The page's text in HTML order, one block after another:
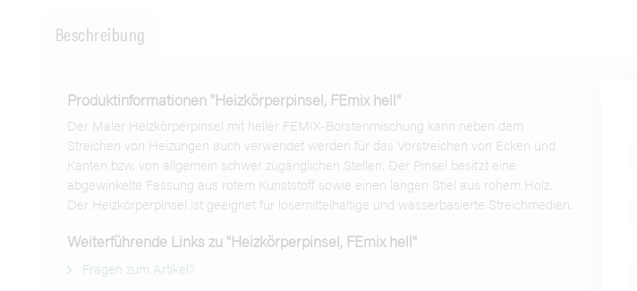
Beschreibung
Produktinformationen "Heizkörperpinsel, FEmix hell"
Der Maler Heizkörperpinsel mit heller FEMIX-Borstenmischung kann neben dem
Streichen von Heizungen auch verwendet werden für das Vorstreichen von Ecken und
Kanten bzw. von allgemein schwer zugänglichen Stellen. Der Pinsel besitzt eine
abgewinkelte Fassung aus rotem Kunststoff sowie einen langen Stiel aus rohem Holz.
Der Heizkörperpinsel ist geeignet für lösemittelhaltige und wasserbasierte Streichmedien.
Weiterführende Links zu "Heizkörperpinsel, FEmix hell"
Fragen zum Artikel?